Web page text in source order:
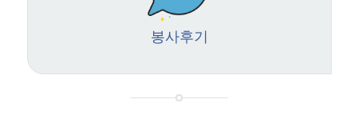
봉사후기